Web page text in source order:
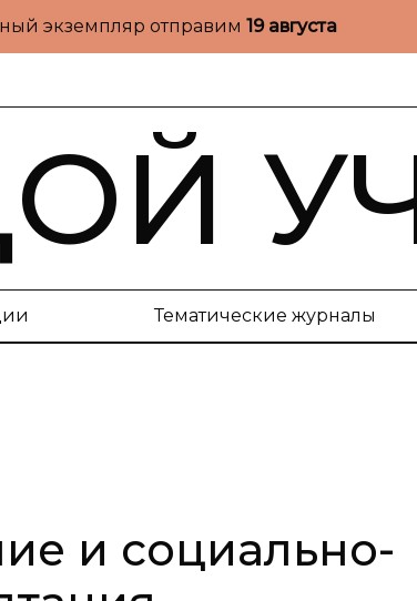
экземпляр отправим 19 августа
Тематические журналы
и социально-